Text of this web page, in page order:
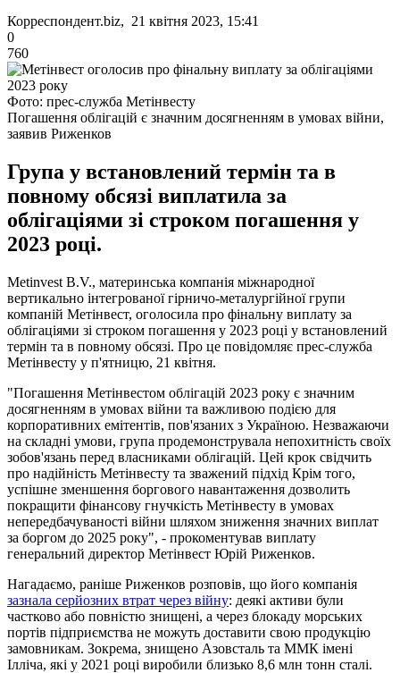
Корреспондент.biz, 21 квітня 2023, 15:41
0
760
Фото: прес-служба Метінвесту
Погашення облігацій є значним досягненням в умовах війни,
заявив Риженков
Група у встановлений термін та в
повному обсязі виплатила за
облігаціями зі строком погашення у
2023 році.
Metinvest B.V., материнська компанія міжнародної
вертикально інтегрованої гірничо-металургійної групи
компаній Метінвест, оголосила про фінальну виплату за
облігаціями зі строком погашення у 2023 році у встановлений
термін та в повному обсязі. Про це повідомляє прес-служба
Метінвесту у п'ятницю, 21 квітня.
"Погашення Метінвестом облігацій 2023 року є значним
досягненням в умовах війни та важливою подією для
корпоративних емітентів, пов'язаних з Україною. Незважаючи
на складні умови, група продемонструвала непохитність своїх
зобов'язань перед власниками облігацій. Цей крок свідчить
про надійність Метінвесту та зважений підхід Крім того,
успішне зменшення боргового навантаження дозволить
покращити фінансову гнучкість Метінвесту в умовах
непередбачуваності війни шляхом зниження значних виплат
за боргом до 2025 року", - прокоментував виплату
генеральний директор Метінвест Юрій Риженков.
Нагадаємо, раніше Риженков розповів, що його компанія
зазнала серйозних втрат через війну: деякі активи були
частково або повністю знищені, а через блокаду морських
портів підприємства не можуть доставити свою продукцію
замовникам. Зокрема, знищено Азовсталь та ММК імені
Ілліча, які у 2021 році виробили близько 8,6 млн тонн сталі.